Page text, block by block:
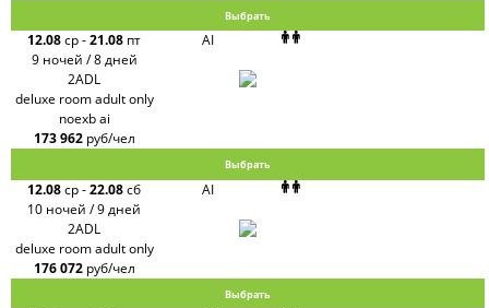
Выбрать
12.08ср-21.08 пт
9 ночей / 8 дней
AI
2ADL
deluxe room adult only
noexb ai
173 962 руб/чел
Выбрать
12.08ср-22.08сб
10 ночей / 9 дней
AI
2ADL
deluxe room adult only
176 072 руб/чел
Выбрать